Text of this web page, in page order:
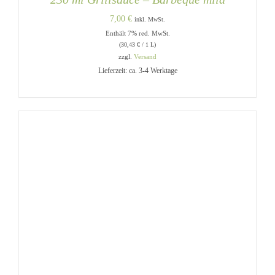
7,00 € inkl. MwSt.
Enthält 7% red. MwSt.
(30,43 € / 1 L)
zzgl. Versand
Lieferzeit: ca. 3-4 Werktage